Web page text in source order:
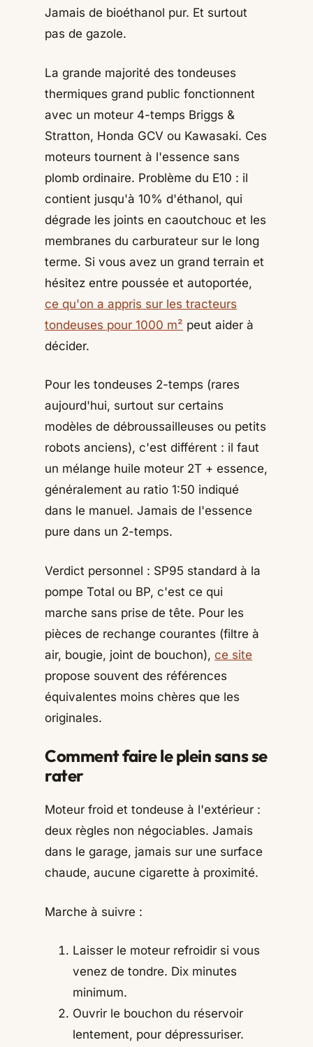
Jamais de bioéthanol pur. Et surtout
pas de gazole.
La grande majorité des tondeuses
thermiques grand public fonctionnent
avec un moteur 4-temps Briggs &
Stratton, Honda GCV ou Kawasaki. Ces
moteurs tournent à l'essence sans
plomb ordinaire. Problème du E10 : il
contient jusqu'à 10% d'éthanol, qui
dégrade les joints en caoutchouc et les
membranes du carburateur sur le long
terme. Si vous avez un grand terrain et
hésitez entre poussée et autoportée,
ce qu'on a appris sur les tracteurs
tondeuses pour 1000 m² peut aider à
décider.
Pour les tondeuses 2-temps (rares
aujourd'hui, surtout sur certains
modèles de débroussailleuses ou petits
robots anciens), c'est différent : il faut
un mélange huile moteur 2T + essence,
généralement au ratio 1:50 indiqué
dans le manuel. Jamais de l'essence
pure dans un 2-temps.
Verdict personnel : SP95 standard à la
pompe Total ou BP, c'est ce qui
marche sans prise de tête. Pour les
pièces de rechange courantes (filtre à
air, bougie, joint de bouchon), ce site
propose souvent des références
équivalentes moins chères que les
originales.
Comment faire le plein sans se
rater
Moteur froid et tondeuse à l'extérieur :
deux règles non négociables. Jamais
dans le garage, jamais sur une surface
chaude, aucune cigarette à proximité.
Marche à suivre :
Laisser le moteur refroidir si vous
venez de tondre. Dix minutes
minimum.
Ouvrir le bouchon du réservoir
lentement, pour dépressuriser.